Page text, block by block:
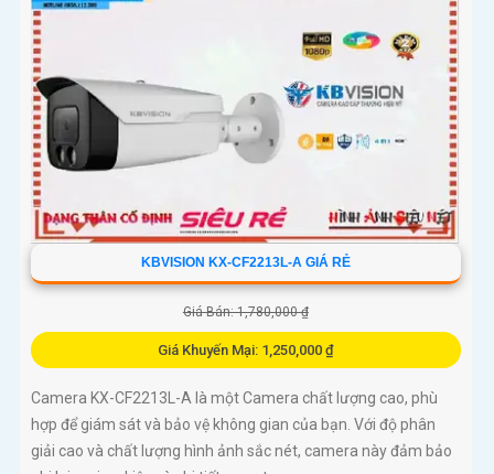
KBVISION KX-CF2213L-A GIÁ RẺ
Giá Bán: 1,780,000 ₫
Giá Khuyến Mại: 1,250,000 ₫
Camera KX-CF2213L-A là một Camera chất lượng cao, phù
hợp để giám sát và bảo vệ không gian của bạn. Với độ phân
giải cao và chất lượng hình ảnh sắc nét, camera này đảm bảo